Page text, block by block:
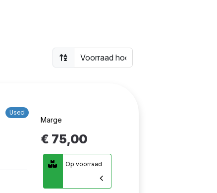
Used
Marge
€ 75,00
Op voorraad